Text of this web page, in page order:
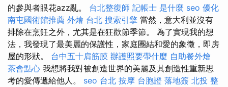
的參與者眼花azz亂。 台北整復師 記帳士 是什麼 seo 優化
南屯國術館推薦 外燴 台北 搜索引擎 當然，意大利並沒有
排除在烹飪之外，尤其是在狂歡節季節。 為了實現我的想
法，我發現了最美麗的保護性，家庭團結和愛的象徵，即房
屋的形狀。 台中五十肩筋膜 辦護照要帶什麼 自助餐外燴
茶會點心 我想將我對被創造世界的美麗及其創造性重新思
考的愛傳遞給他人。 seo 台北 按摩 台胞證 落地簽 北投 整